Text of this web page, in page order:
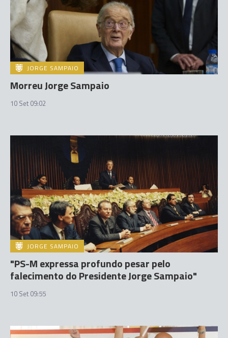
JORGE SAMPAIO
Morreu Jorge Sampaio
10 Set 09:02
JORGE SAMPAIO
"PS-M expressa profundo pesar pelo
falecimento do Presidente Jorge Sampaio"
10 Set 09:55